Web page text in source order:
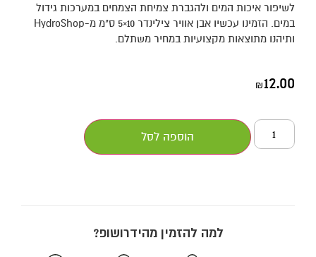
לשיפור איכות המים ולהגברת צמיחת הצמחים במערכות גידול
במים. הזמינו עכשיו אבן אוויר צילינדר 10×5 ס"מ מ-HydroShop
ותיהנו מתוצאות מקצועיות במחיר משתלם.
₪12.00
הוספה לסל
למה להזמין מהידרושופ?